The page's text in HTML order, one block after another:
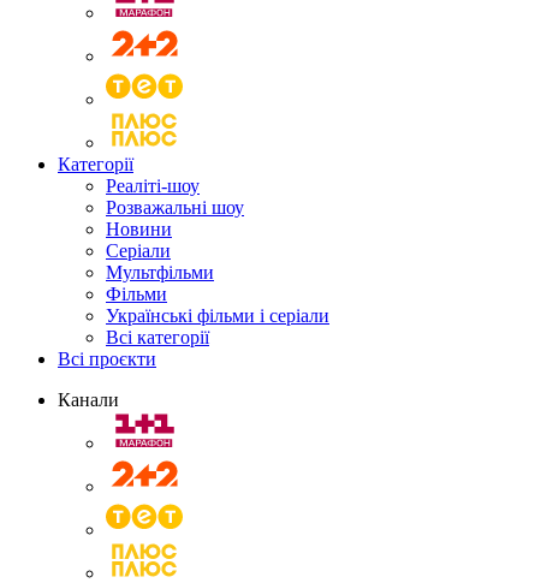
Категорії
Реаліті-шоу
Розважальні шоу
Новини
Серіали
Мультфільми
Фільми
Українські фільми і серіали
Всі категорії
Всі проєкти
Канали